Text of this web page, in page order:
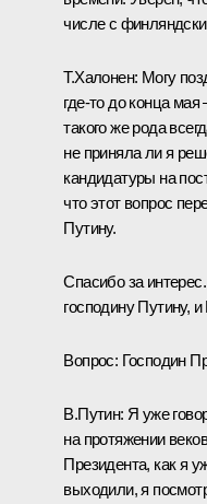
числе с
Т.Халонен: Могу
где‑то до конца
такого же рода
не приняла ли я
кандидатуры на
что этот вопрос
Путину.
Спасибо за
господину Путину, и
Вопрос: Господин
В.Путин: Я уже
на протяжении
Президента, как я
выходили, я